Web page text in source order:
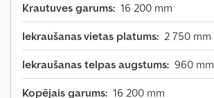
Krautuves garums: 16 200 mm
Iekraušanas vietas platums: 2 750 mm
Iekraušanas telpas augstums: 960 mm
Kopējais garums: 16 200 mm